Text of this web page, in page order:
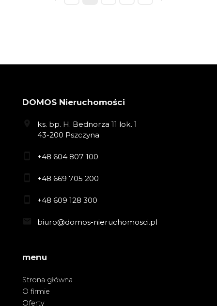
prev next
DOMOS Nieruchomości
ks. bp. H. Bednorza 11 lok. 1
43-200 Pszczyna
+48 604 807 100
+48 669 705 200
+48 609 128 300
biuro@domos-nieruchomosci.pl
menu
Strona główna
O firmie
Oferty